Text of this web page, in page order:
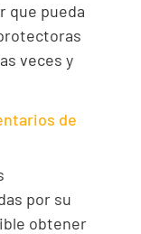
que pueda
veces y
de
por su
obtener